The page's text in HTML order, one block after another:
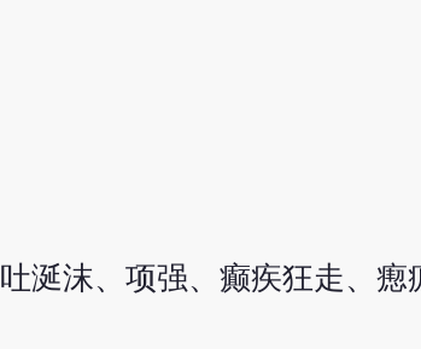
涎沫、项强、癫疾狂走、瘛